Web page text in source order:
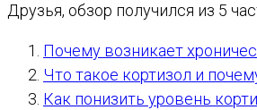
Друзья, обзор получился из 5
Почему возникает
Что такое кортизол и
Как понизить уровень